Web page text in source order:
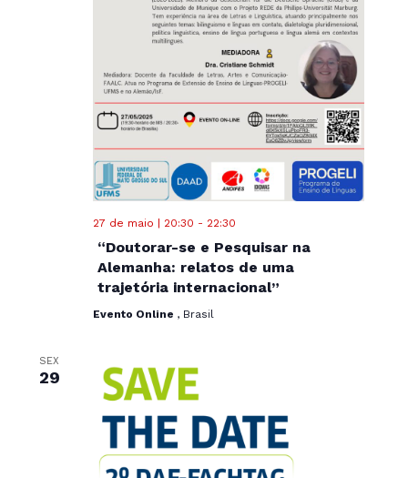
27 de maio | 20:30 - 22:30
“Doutorar-se e Pesquisar na
Alemanha: relatos de uma
trajetória internacional”
Evento Online , Brasil
SEX
29